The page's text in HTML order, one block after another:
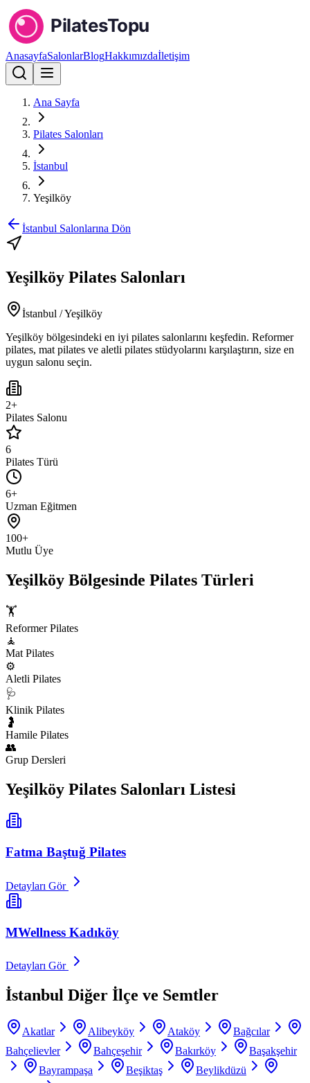
AnasayfaSalonlarBlogHakkımızdaİletişim
Ana Sayfa
Pilates Salonları
İstanbul
Yeşilköy
İstanbul Salonlarına Dön
Yeşilköy Pilates Salonları
İstanbul /Yeşilköy
Yeşilköy bölgesindeki en iyi pilates salonlarını keşfedin. Reformer
pilates, mat pilates ve aletli pilates stüdyolarını karşılaştırın, size en
uygun salonu seçin.
2+
Pilates Salonu
6
Pilates Türü
6+
Uzman Eğitmen
100+
Mutlu Üye
Yeşilköy Bölgesinde Pilates Türleri
🏋️
Reformer Pilates
🧘
Mat Pilates
⚙️
Aletli Pilates
🩺
Klinik Pilates
🤰
Hamile Pilates
👥
Grup Dersleri
Yeşilköy Pilates Salonları Listesi
Fatma Baştuğ Pilates
Detayları Gör
MWellness Kadıköy
Detayları Gör
İstanbul Diğer İlçe ve Semtler
Akatlar Alibeyköy Ataköy
Bağcılar
Bahçelievler
Bahçeşehir Bakırköy
Başakşehir
Bayrampaşa
Beşiktaş
Beylikdüzü